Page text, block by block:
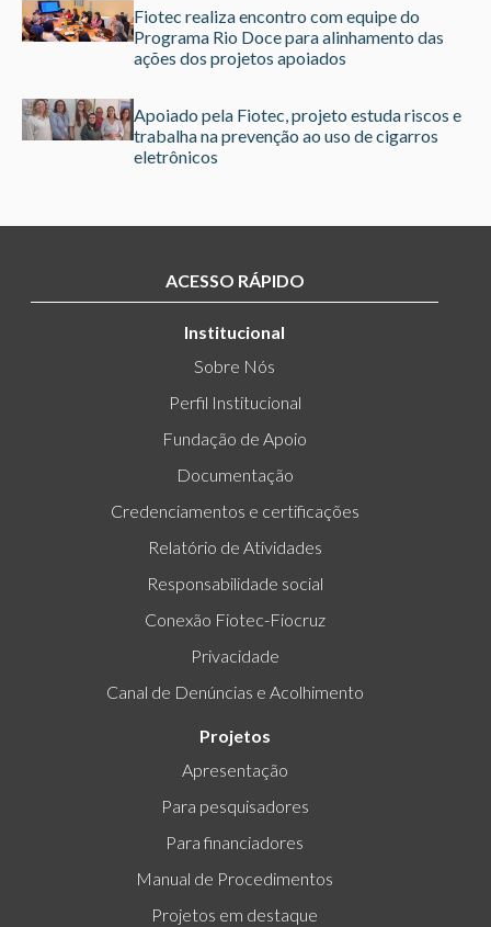
Fiotec realiza encontro com equipe do
Programa Rio Doce para alinhamento das
ações dos projetos apoiados
Apoiado pela Fiotec, projeto estuda riscos e
trabalha na prevenção ao uso de cigarros
eletrônicos
ACESSO RÁPIDO
Institucional
Sobre Nós
Perfil Institucional
Fundação de Apoio
Documentação
Credenciamentos e certificações
Relatório de Atividades
Responsabilidade social
Conexão Fiotec-Fiocruz
Privacidade
Canal de Denúncias e Acolhimento
Projetos
Apresentação
Para pesquisadores
Para financiadores
Manual de Procedimentos
Projetos em destaque